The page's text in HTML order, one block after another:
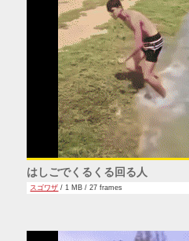
はしごでくるくる回る人
スゴワザ / 1 MB / 27 frames